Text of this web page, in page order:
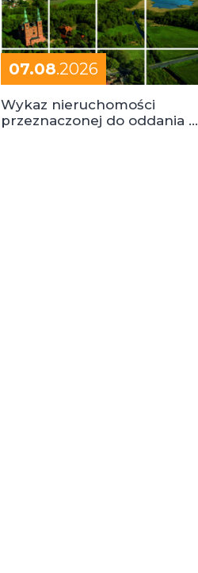
07.08.2026
Wykaz nieruchomości
przeznaczonej do oddania w